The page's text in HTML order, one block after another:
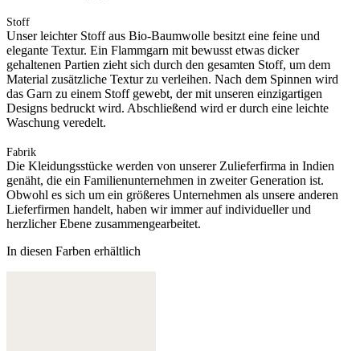
Stoff
Unser leichter Stoff aus Bio-Baumwolle besitzt eine feine und
elegante Textur. Ein Flammgarn mit bewusst etwas dicker
gehaltenen Partien zieht sich durch den gesamten Stoff, um dem
Material zusätzliche Textur zu verleihen. Nach dem Spinnen wird
das Garn zu einem Stoff gewebt, der mit unseren einzigartigen
Designs bedruckt wird. Abschließend wird er durch eine leichte
Waschung veredelt.
Fabrik
Die Kleidungsstücke werden von unserer Zulieferfirma in Indien
genäht, die ein Familienunternehmen in zweiter Generation ist.
Obwohl es sich um ein größeres Unternehmen als unsere anderen
Lieferfirmen handelt, haben wir immer auf individueller und
herzlicher Ebene zusammengearbeitet.
In diesen Farben erhältlich